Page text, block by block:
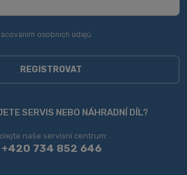
osobních údajů.
REGISTROVAT
SERVIS NEBO NÁHRADNÍ DÍL?
naše servisní centrum:
+420 734 852 646